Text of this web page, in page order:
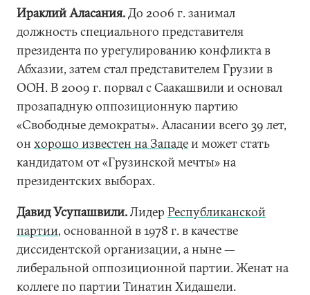
Ираклий Аласания.До 2006 г. занимал
должность специального представителя
президента по урегулированию конфликта в
Абхазии, затем стал представителем Грузии в
ООН. В 2009 г. порвал с Саакашвили и основал
прозападную оппозиционную партию
«Свободные демократы». Аласании всего 39 лет,
он хорошо известен на Западеи может стать
кандидатом от «Грузинской мечты» на
президентских выборах.
Давид Усупашвили.Лидер Республиканской
партии, основанной в 1978 г. в качестве
диссидентской организации, а ныне —
либеральной оппозиционной партии. Женат на
коллеге по партии Тинатин Хидашели.